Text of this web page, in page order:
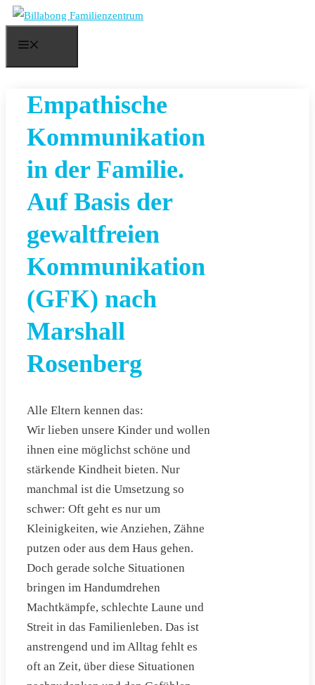
Zum
Empathische
Kommunikation
in der Familie.
Auf Basis der
gewaltfreien
Kommunikation
(GFK) nach
Marshall
Rosenberg
Alle Eltern kennen das:
Wir lieben unsere Kinder und wollen
ihnen eine möglichst schöne und
stärkende Kindheit bieten. Nur
manchmal ist die Umsetzung so
schwer: Oft geht es nur um
Kleinigkeiten, wie Anziehen, Zähne
putzen oder aus dem Haus gehen.
Doch gerade solche Situationen
bringen im Handumdrehen
Machtkämpfe, schlechte Laune und
Streit in das Familienleben. Das ist
anstrengend und im Alltag fehlt es
oft an Zeit, über diese Situationen